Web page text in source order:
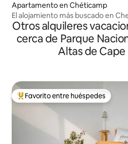
Apartamento en Chéticamp
El alojamiento más buscado en
Otros alquileres
cerca de Parque
Altas de
Favorito entre huéspedes preferido
Favorito entre huéspedes